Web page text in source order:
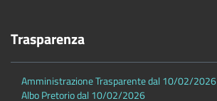
Trasparenza
Amministrazione Trasparente dal 10/02/2026
Albo Pretorio dal 10/02/2026